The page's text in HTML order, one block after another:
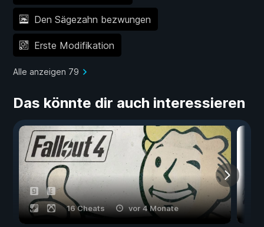
Den Sägezahn bezwungen
Erste Modifikation
Alle anzeigen 79
Das könnte dir auch interessieren
16 Cheats vor 4 Monate